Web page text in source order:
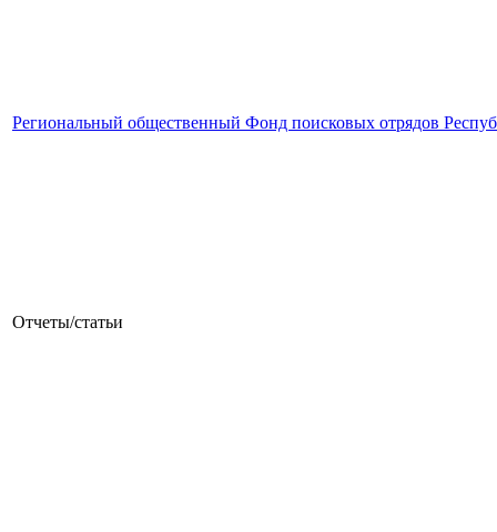
Региональный общественный Фонд поисковых отрядов
Отчеты/статьи